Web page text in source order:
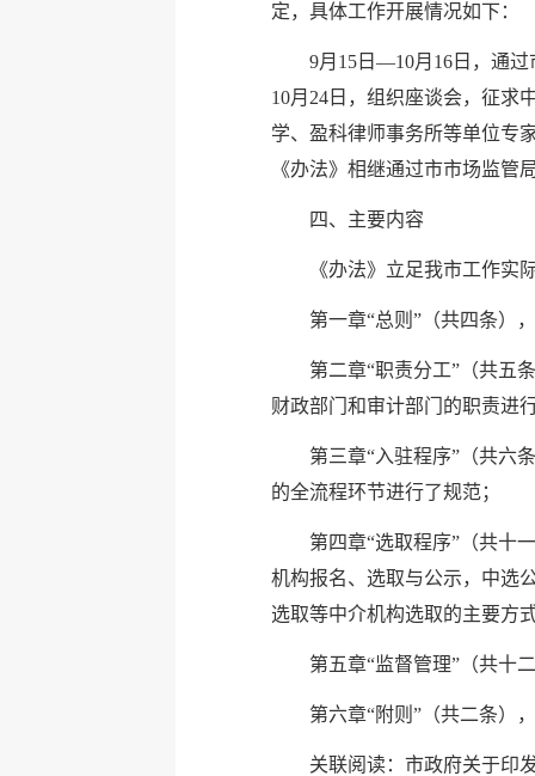
定，具体工作开展情况如下：
9月15日—10月16日，通
10月24日，组织座谈会，征求
学、盈科律师事务所等单位专
《办法》相继通过市市场监管
四、主要内容
《办法》立足我市工作实
第一章“总则”（共四条）
第二章“职责分工”（共五
财政部门和审计部门的职责进
第三章“入驻程序”（共六
的全流程环节进行了规范；
第四章“选取程序”（共十
机构报名、选取与公示，中选
选取等中介机构选取的主要方
第五章“监督管理”（共十
第六章“附则”（共二条）
关联阅读： 市政府关于印